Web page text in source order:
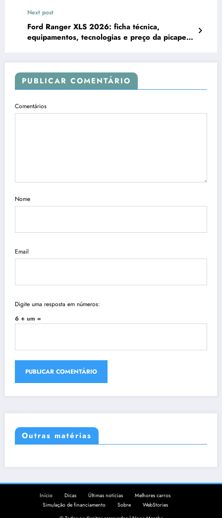
Next post
Ford Ranger XLS 2026: ficha técnica,
equipamentos, tecnologias e preço da picape
PUBLICAR COMENTÁRIO
Comentários
Nome
Email
Digite uma resposta em números:
6 + um =
Outras matérias
Início Dicas Últimas notícias
Melhores carros
Simulação de financiamento
Sobre
WebStories